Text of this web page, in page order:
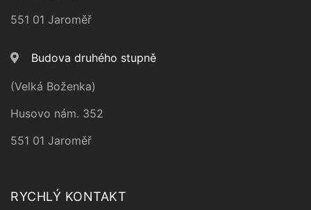
551 01 Jaroměř
Budova druhého stupně
(Velká Boženka)
Husovo nám. 352
551 01 Jaroměř
RYCHLÝ KONTAKT